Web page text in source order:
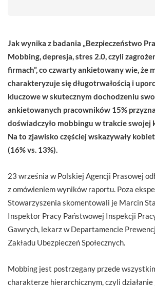
Jak wynika z badania „Bezpieczeństwo
Mobbing, depresja, stres 2.0, czyli
firmach”, co czwarty ankietowany wie, że
charakteryzuje się długotrwałością i
kluczowe w skutecznym dochodzeniu
ankietowanych pracowników 15%
doświadczyło mobbingu w trakcie swojej
Na to zjawisko częściej wskazywały
(16% vs. 13%).
23 września w Polskiej Agencji Prasowej
z omówieniem wyników raportu. Poza
Stowarzyszenia skomentowali je Marcin
Inspektor Pracy Państwowej Inspekcji
Gawrych, lekarz w Departamencie
Zakładu Ubezpieczeń Społecznych.
Mobbing jest postrzegany przede
charakterze hierarchicznym, czyli działanie